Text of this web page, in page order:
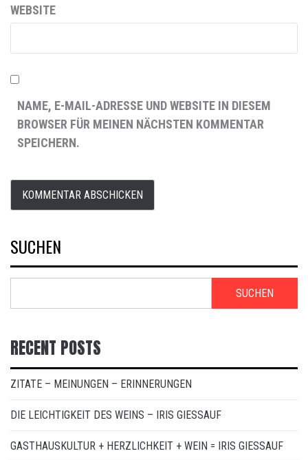
WEBSITE
NAME, E-MAIL-ADRESSE UND WEBSITE IN DIESEM
BROWSER FÜR MEINEN NÄCHSTEN KOMMENTAR
SPEICHERN.
SUCHEN
SUCHEN
RECENT POSTS
ZITATE – MEINUNGEN – ERINNERUNGEN
DIE LEICHTIGKEIT DES WEINS – IRIS GIESSAUF
GASTHAUSKULTUR + HERZLICHKEIT + WEIN = IRIS GIESSAUF